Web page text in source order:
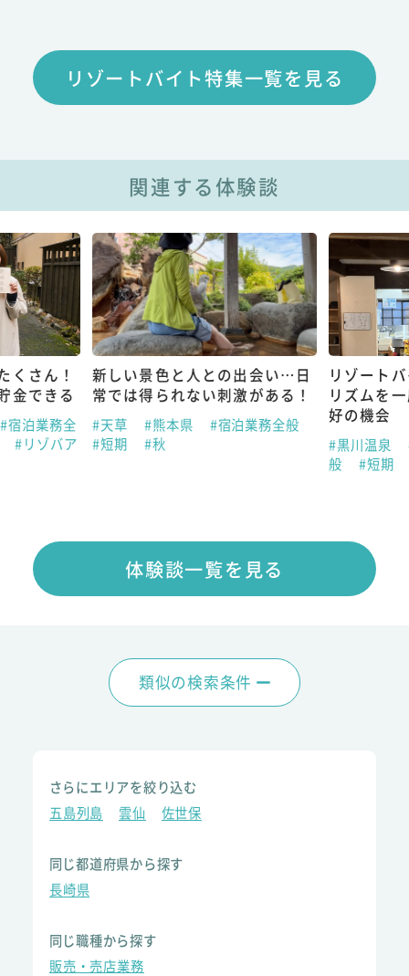
リゾートバイト特集一覧を見る
関連する体験談
くさん！
金できる
#宿泊業務全
#リゾバア
新しい景色と人との出会い…日
常では得られない刺激がある！
#天草 #熊本県
#宿泊業務全般
#短期
#秋
リゾート
リズムを
好の機会
#黒川温泉
般
#短期
体験談一覧を見る
類似の検索条件
さらにエリアを絞り込む
五島列島
雲仙 佐世保
同じ都道府県から探す
長崎県
同じ職種から探す
販売・売店業務